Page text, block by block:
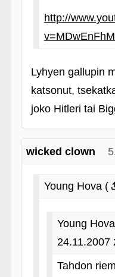
http://
Lyhyen gallupin
katsonut,
joko Hitleri tai
wicked clown
Young Hova (
Young
24.11.2007
Tahdon